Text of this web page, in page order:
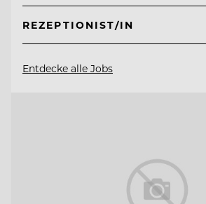
REZEPTIONIST/IN
Entdecke alle Jobs